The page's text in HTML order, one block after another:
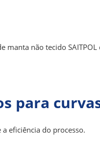
não tecido
para
eficiência do processo.